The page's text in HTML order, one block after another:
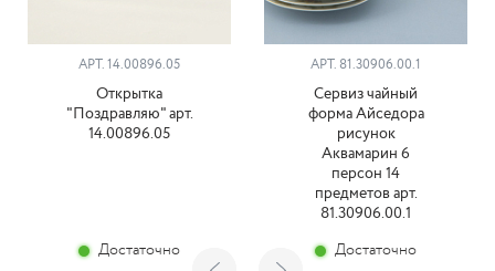
АРТ. 14.00896.05
Открытка
"Поздравляю" арт.
14.00896.05
Достаточно
АРТ. 81.30906.00.1
Сервиз чайный
форма Айседора
рисунок
Аквамарин 6
персон 14
предметов арт.
81.30906.00.1
Достаточно